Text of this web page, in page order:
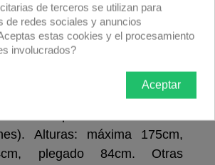
Devoluciones
18 de acero negro con
FIJA y espárrago 16mm de
conocido como trípode
Alturas: máxima 175cm,
plegado 84cm. Otras
de terceros se utilizan para
de redes sociales y anuncios
estas cookies y el procesamiento
involucrados?
Aceptar